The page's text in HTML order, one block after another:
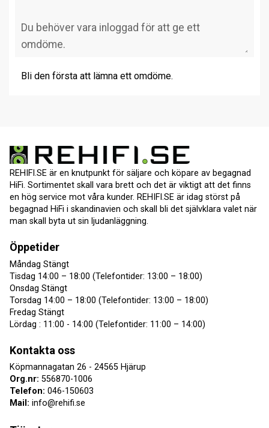
Bli den första att lämna ett omdöme.
REHIFI.SE är en knutpunkt för säljare och köpare av begagnad
HiFi. Sortimentet skall vara brett och det är viktigt att det finns
en hög service mot våra kunder. REHIFI.SE är idag störst på
begagnad HiFi i skandinavien och skall bli det självklara valet när
man skall byta ut sin ljudanläggning.
Öppetider
Måndag Stängt
Tisdag 14:00 – 18:00 (Telefontider: 13:00 – 18:00)
Onsdag Stängt
Torsdag 14:00 – 18:00 (Telefontider: 13:00 – 18:00)
Fredag Stängt
Lördag : 11:00 - 14:00 (Telefontider: 11:00 – 14:00)
Kontakta oss
Köpmannagatan 26 - 24565 Hjärup
Org.nr: 556870-1006
Telefon: 046-150603
Mail: info@rehifi.se